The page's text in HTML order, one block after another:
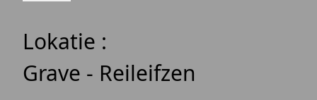
Lokatie :
Grave - Reileifzen